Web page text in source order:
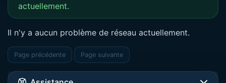
actuellement.
Il n'y a aucun problème de réseau actuellement.
Page précédente Page suivante